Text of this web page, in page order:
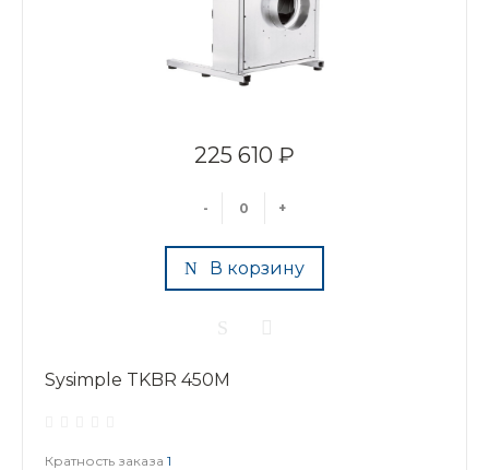
225 610 ₽
- +
В корзину
Sysimple TKBR 450M
Кратность заказа 1